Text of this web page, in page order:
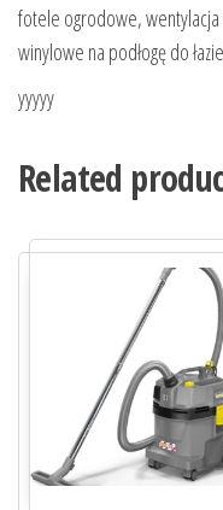
fotele ogrodowe,
winylowe na podłogę do
yyyyy
Related